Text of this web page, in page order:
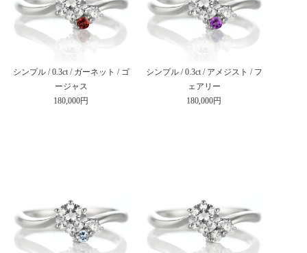
シンプル / 0.3ct / ガーネット / ゴ
ージャス
180,000円
シンプル / 0.3ct / アメジスト / フ
ェアリー
180,000円